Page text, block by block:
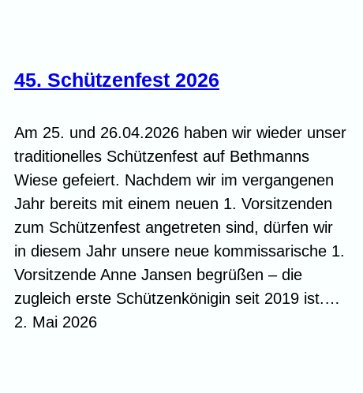
45. Schützenfest 2026
Am 25. und 26.04.2026 haben wir wieder unser
traditionelles Schützenfest auf Bethmanns
Wiese gefeiert. Nachdem wir im vergangenen
Jahr bereits mit einem neuen 1. Vorsitzenden
zum Schützenfest angetreten sind, dürfen wir
in diesem Jahr unsere neue kommissarische 1.
Vorsitzende Anne Jansen begrüßen – die
zugleich erste Schützenkönigin seit 2019 ist.…
2. Mai 2026